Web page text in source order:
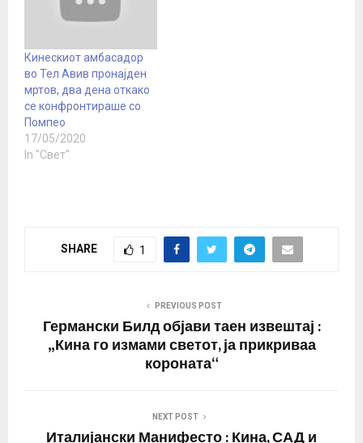
Кинескиот амбасадор
во Тел Авив пронајден
мртов, два дена откако
се конфронтираше со
Помпео
17/05/2020
In "Свет"
SHARE 1
PREVIOUS POST
Германски Билд објави таен извештај :
„Кина го измами светот, ја прикриваа
короната“
NEXT POST